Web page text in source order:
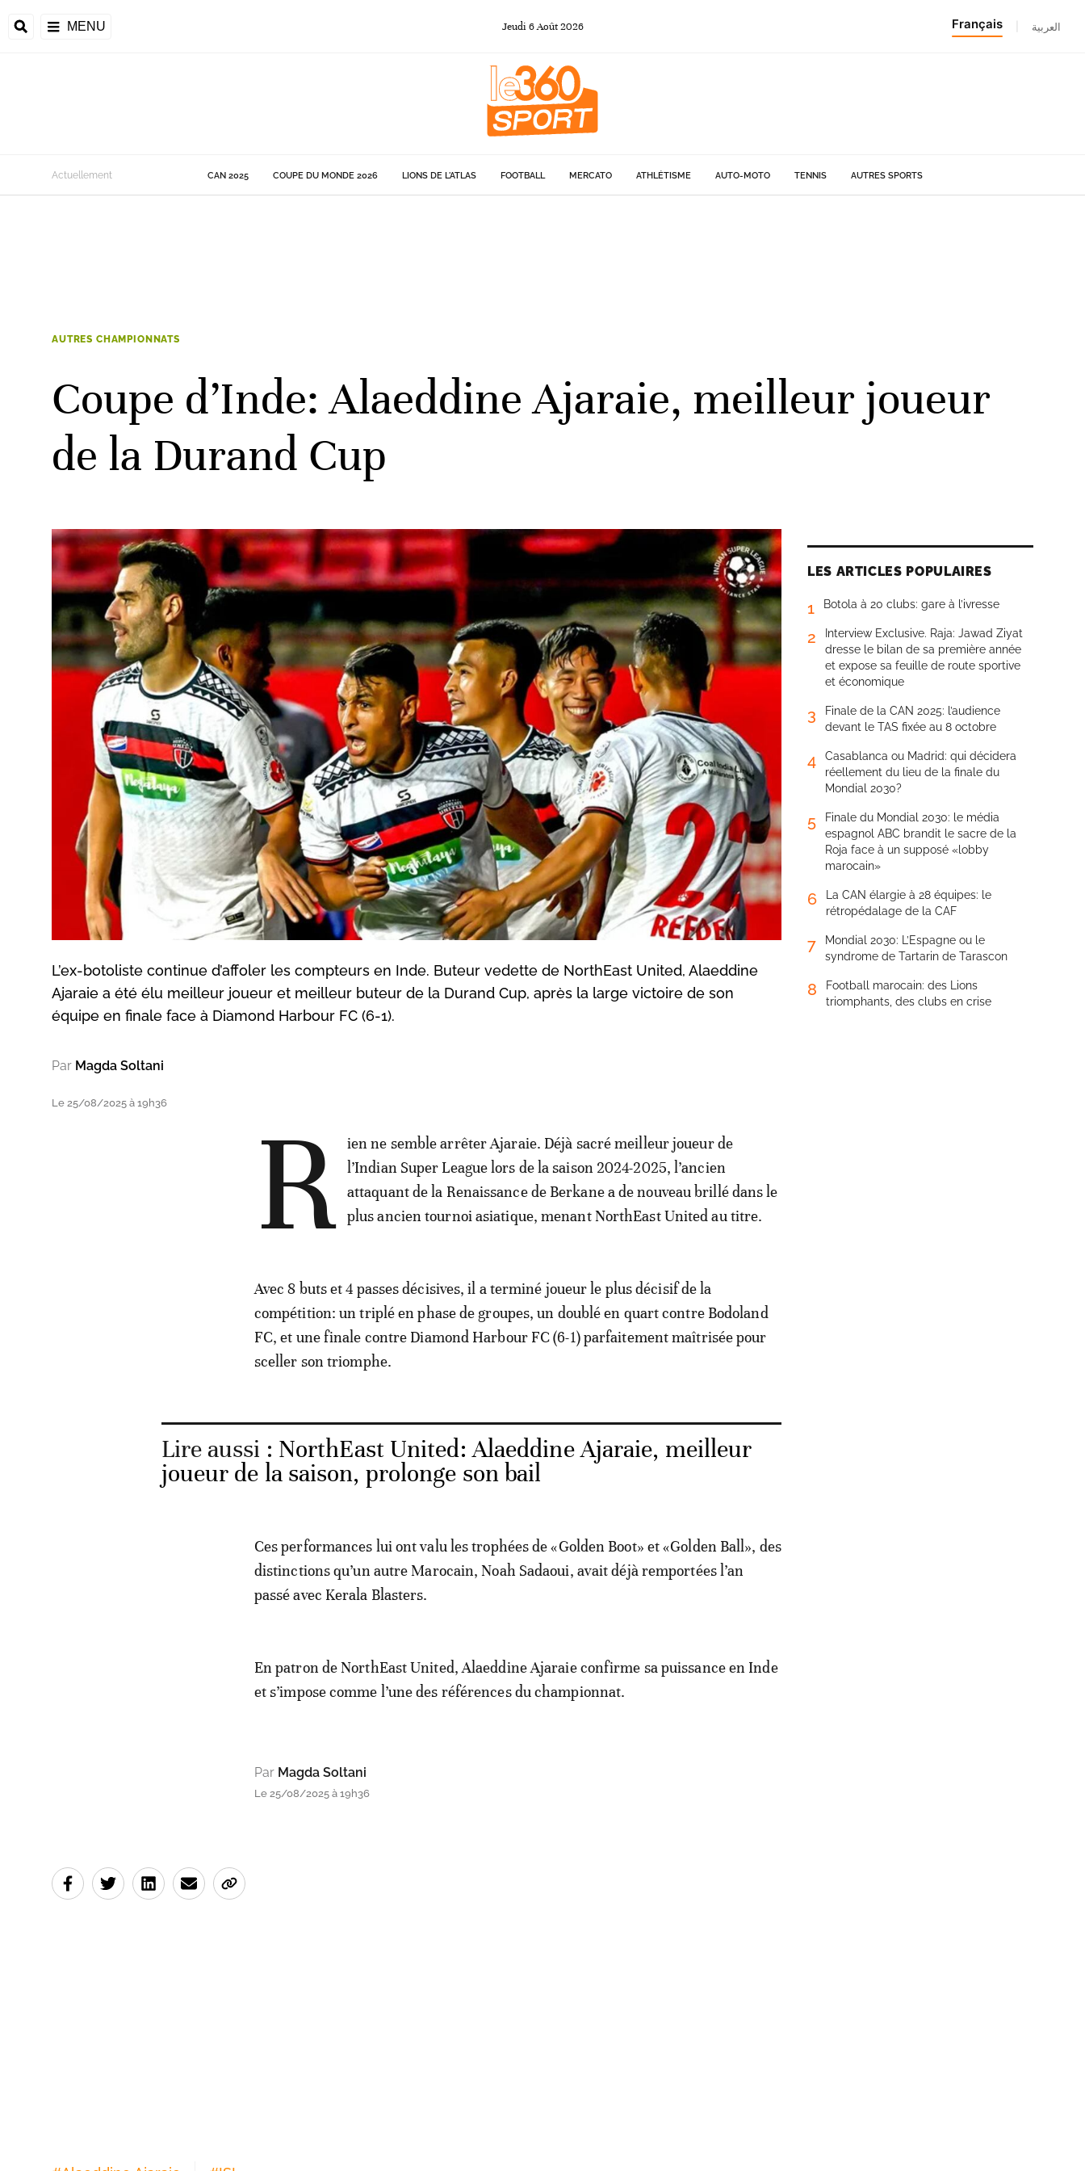
MENU Jeudi 6Août 2026 Français العربية
de la CAF
Actuellement CAN 2025 COUPE DU MONDE 2026 LIONS DE L'ATLAS FOOTBALL MERCATO ATHLÉTISME AUTO-MOTO TENNIS AUTRES SPORTS
AUTRES CHAMPIONNATS
Coupe d’Inde: Alaeddine Ajaraie, meilleur joueur
de la Durand Cup
L’ex-botoliste continue d’affoler les compteurs en Inde. Buteur vedette de NorthEast United, Alaeddine
Ajaraie a été élu meilleur joueur et meilleur buteur de la Durand Cup, après la large victoire de son
équipe en finale face à Diamond Harbour FC (6-1).
Par Magda Soltani
Le 25/08/2025 à 19h36 R ien ne semble arrêter Ajaraie. Déjà sacré meilleur joueur de
l’Indian Super League lors de la saison 2024-2025, l’ancien
attaquant de la Renaissance de Berkane a de nouveau brillé dans le
plus ancien tournoi asiatique, menant NorthEast United au titre.
Avec 8 buts et 4 passes décisives, il a terminé joueur le plus décisif de la
compétition: un triplé en phase de groupes, un doublé en quart contre Bodoland
FC, et une finale contre Diamond Harbour FC (6-1) parfaitement maîtrisée pour
sceller son triomphe.
Lire aussi : NorthEast United: Alaeddine Ajaraie, meilleur
joueur de la saison, prolonge son bail
Ces performances lui ont valu les trophées de «Golden Boot» et «Golden Ball», des
distinctions qu’un autre Marocain, Noah Sadaoui, avait déjà remportées l’an
passé avec Kerala Blasters.
En patron de NorthEast United, Alaeddine Ajaraie confirme sa puissance en Inde
et s’impose comme l’une des références du championnat.
Par Magda Soltani
Le 25/08/2025 à 19h36
LES ARTICLES POPULAIRES
1 Botola à 20 clubs: gare à l’ivresse
2
Interview Exclusive. Raja: Jawad Ziyat
dresse le bilan de sa première année
et expose sa feuille de route sportive
et économique
3
Finale de la CAN 2025: l’audience
devant le TAS fixée au 8 octobre
4
Casablanca ou Madrid: qui décidera
réellement du lieu de la finale du
Mondial 2030?
5
Finale du Mondial 2030: le média
espagnol ABC brandit le sacre de la
Roja face à un supposé «lobby
marocain»
6
La CAN élargie à 28 équipes: le
rétropédalage de la CAF
7
Mondial 2030: L’Espagne ou le
syndrome de Tartarin de Tarascon
8
Football marocain: des Lions
triomphants, des clubs en crise